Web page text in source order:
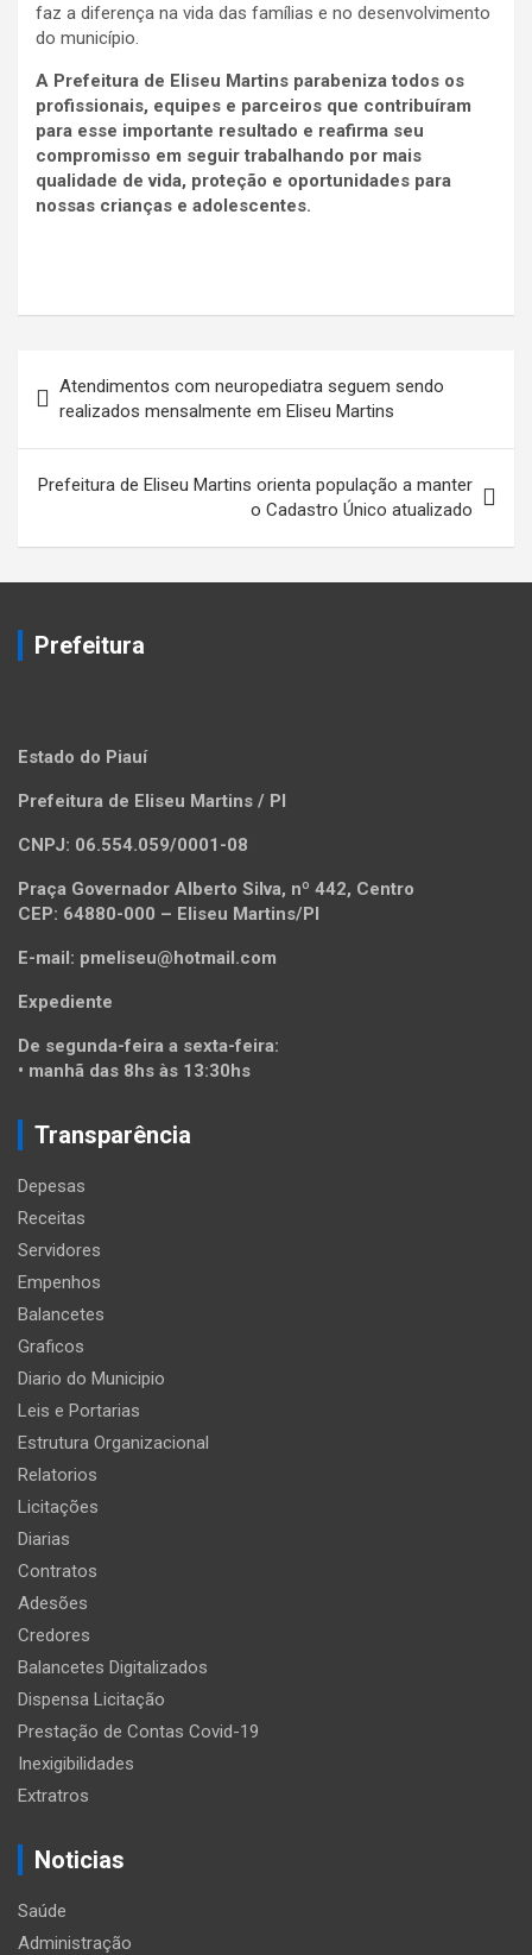
faz a diferença na vida das famílias e no desenvolvimento
do município.
A Prefeitura de Eliseu Martins parabeniza todos os
profissionais, equipes e parceiros que contribuíram
para esse importante resultado e reafirma seu
compromisso em seguir trabalhando por mais
qualidade de vida, proteção e oportunidades para
nossas crianças e adolescentes.
de
Post
Atendimentos com neuropediatra seguem sendo
realizados mensalmente em Eliseu Martins
Prefeitura de Eliseu Martins orienta população a manter
o Cadastro Único atualizado
Prefeitura
Estado do Piauí
Prefeitura de Eliseu Martins / PI
CNPJ: 06.554.059/0001-08
Praça Governador Alberto Silva, nº 442, Centro
CEP: 64880-000 – Eliseu Martins/PI
E-mail: pmeliseu@hotmail.com
Expediente
De segunda-feira a sexta-feira:
• manhã das 8hs às 13:30hs
Transparência
Depesas
Receitas
Servidores
Empenhos
Balancetes
Graficos
Diario do Municipio
Leis e Portarias
Estrutura Organizacional
Relatorios
Licitações
Diarias
Contratos
Adesões
Credores
Balancetes Digitalizados
Dispensa Licitação
Prestação de Contas Covid-19
Inexigibilidades
Extratros
Noticias
Saúde
Administração